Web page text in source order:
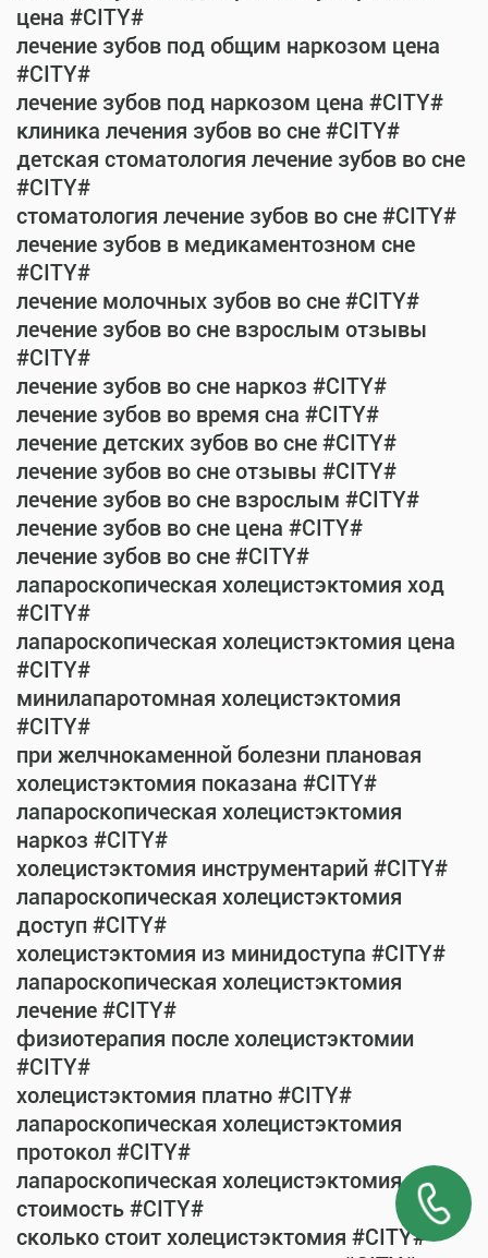
цена #CITY#
лечение зубов под общим наркозом цена
#CITY#
лечение зубов под наркозом цена #CITY#
клиника лечения зубов во сне #CITY#
детская стоматология лечение зубов во сне
#CITY#
стоматология лечение зубов во сне #CITY#
лечение зубов в медикаментозном сне
#CITY#
лечение молочных зубов во сне #CITY#
лечение зубов во сне взрослым отзывы
#CITY#
лечение зубов во сне наркоз #CITY#
лечение зубов во время сна #CITY#
лечение детских зубов во сне #CITY#
лечение зубов во сне отзывы #CITY#
лечение зубов во сне взрослым #CITY#
лечение зубов во сне цена #CITY#
лечение зубов во сне #CITY#
лапароскопическая холецистэктомия ход
#CITY#
лапароскопическая холецистэктомия цена
#CITY#
минилапаротомная холецистэктомия
#CITY#
при желчнокаменной болезни плановая
холецистэктомия показана #CITY#
лапароскопическая холецистэктомия
наркоз #CITY#
холецистэктомия инструментарий #CITY#
лапароскопическая холецистэктомия
доступ #CITY#
холецистэктомия из минидоступа #CITY#
лапароскопическая холецистэктомия
лечение #CITY#
физиотерапия после холецистэктомии
#CITY#
холецистэктомия платно #CITY#
лапароскопическая холецистэктомия
протокол #CITY#
лапароскопическая холецистэктомия
стоимость #CITY#
сколько стоит холецистэктомия #CITY#